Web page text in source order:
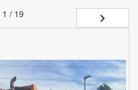
1 / 19